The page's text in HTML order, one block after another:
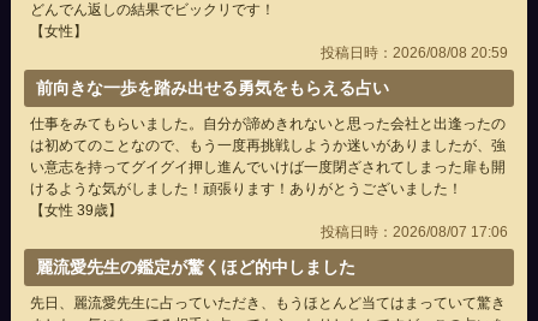
どんでん返しの結果でビックリです！
【女性】
投稿日時：2026/08/08 20:59
前向きな一歩を踏み出せる勇気をもらえる占い
仕事をみてもらいました。自分が諦めきれないと思った会社と出逢ったの
は初めてのことなので、もう一度再挑戦しようか迷いがありましたが、強
い意志を持ってグイグイ押し進んでいけば一度閉ざされてしまった扉も開
けるような気がしました！頑張ります！ありがとうございました！
【女性 39歳】
投稿日時：2026/08/07 17:06
麗流愛先生の鑑定が驚くほど的中しました
先日、麗流愛先生に占っていただき、もうほとんど当てはまっていて驚き